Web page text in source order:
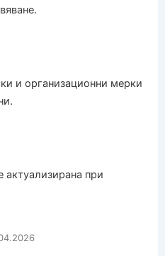
и организационни мерки
при